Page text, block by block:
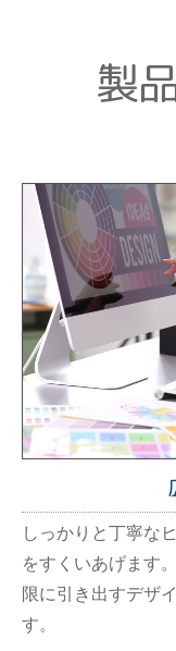
製
しっかりと丁寧な
をすくいあげます
限に引き出すデザ
す。